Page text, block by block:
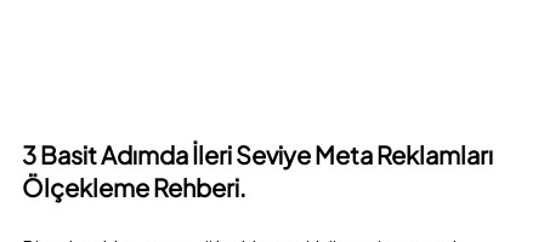
3 Basit Adımda İleri Seviye Meta Reklamları
Ölçekleme Rehberi.